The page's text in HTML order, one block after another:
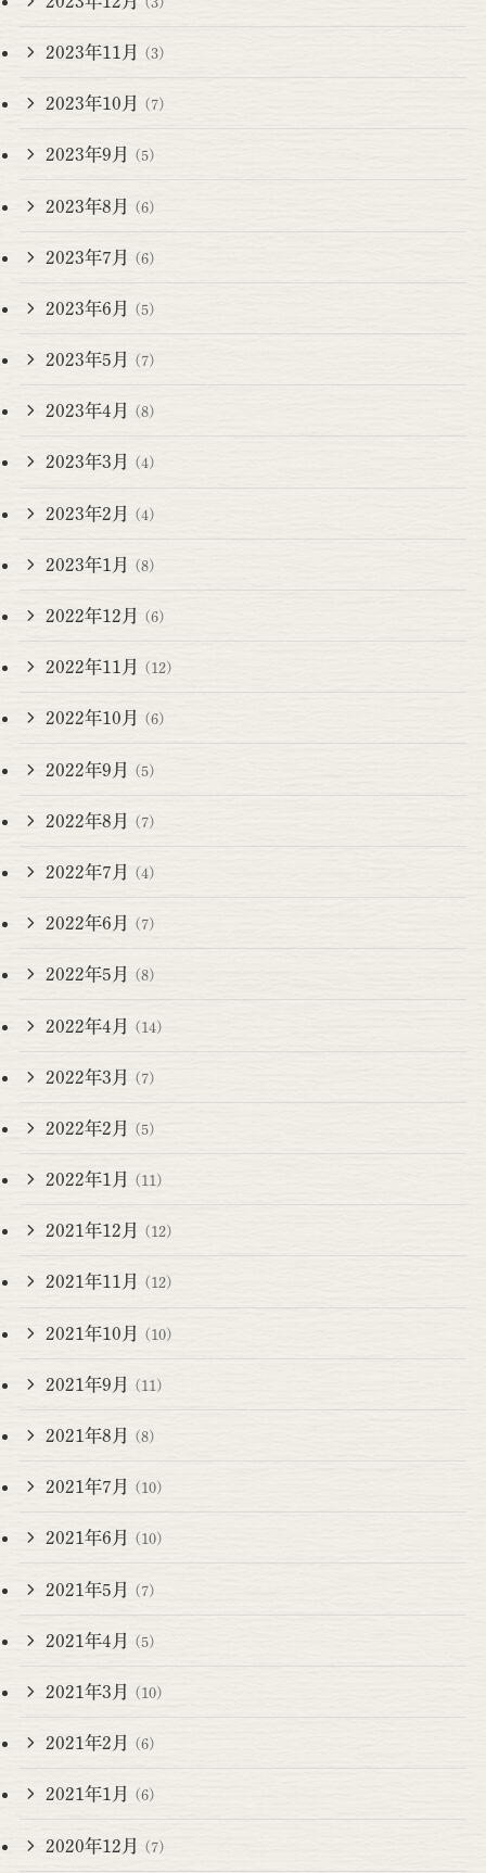
2023年11月 (3)
2023年10月 (7)
2023年9月 (5)
2023年8月 (6)
2023年7月 (6)
2023年6月 (5)
2023年5月 (7)
2023年4月 (8)
2023年3月 (4)
2023年2月 (4)
2023年1月 (8)
2022年12月 (6)
2022年11月 (12)
2022年10月 (6)
2022年9月 (5)
2022年8月 (7)
2022年7月 (4)
2022年6月 (7)
2022年5月 (8)
2022年4月 (14)
2022年3月 (7)
2022年2月 (5)
2022年1月 (11)
2021年12月 (12)
2021年11月 (12)
2021年10月 (10)
2021年9月 (11)
2021年8月 (8)
2021年7月 (10)
2021年6月 (10)
2021年5月 (7)
2021年4月 (5)
2021年3月 (10)
2021年2月 (6)
2021年1月 (6)
2020年12月 (7)